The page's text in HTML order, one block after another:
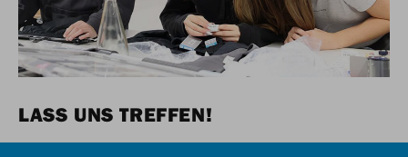
LASS UNS TREFFEN!